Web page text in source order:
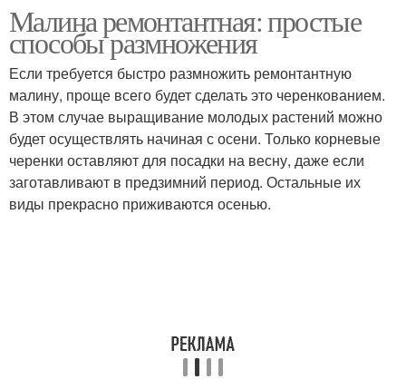
Малина ремонтантная: простые
способы размножения
Если требуется быстро размножить ремонтантную
малину, проще всего будет сделать это черенкованием.
В этом случае выращивание молодых растений можно
будет осуществлять начиная с осени. Только корневые
черенки оставляют для посадки на весну, даже если
заготавливают в предзимний период. Остальные их
виды прекрасно приживаются осенью.